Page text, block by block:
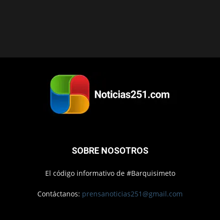
SOBRE NOSOTROS
El código informativo de #Barquisimeto
Contáctanos: prensanoticias251@gmail.com